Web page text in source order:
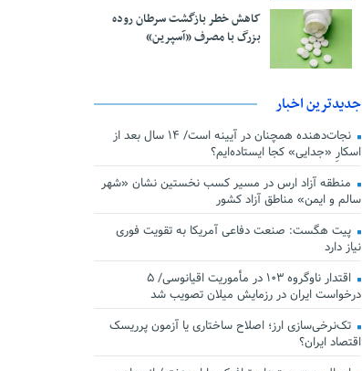
کاهش خطر بازگشت سرطان روده
بزرگ با مصرف «آسپرین»
جدیدترین اخبار
نجات‌دهنده‌ همچنان در آیینه است/ ۱۴ سال بعد از
اسکارِ «جدایی» کجا ایستاده‌ایم؟
منطقه آزاد ارس در مسیر کسب نخستین نشان «شهر
سالم و ایمن» مناطق آزاد کشور
پیت هگست: صنعت دفاعی آمریکا به تقویت فوری
نیاز دارد
اقتدار ناوگروه ۱۰۳ در مأموریت‌ اقیانوسی/ ۵
درخواست ایران در رزمایش میلان تصویب شد
تک‌نرخی‌سازی ارز؛ اصلاح ساختاری یا آزمون پرریسک
اقتصاد ایران؟